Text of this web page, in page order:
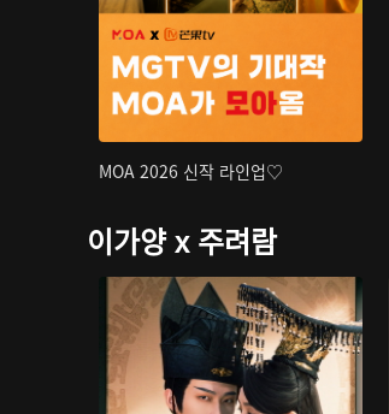
MOA 2026 신작 라인업♡
이가양 x 주려람